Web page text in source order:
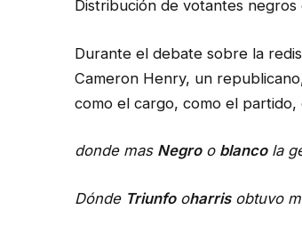
Distribución de votantes
Durante el debate sobre la
Cameron Henry, un
como el cargo, como el partido,
donde mas Negroo blancola
Dónde Triunfooharrisobtuvo